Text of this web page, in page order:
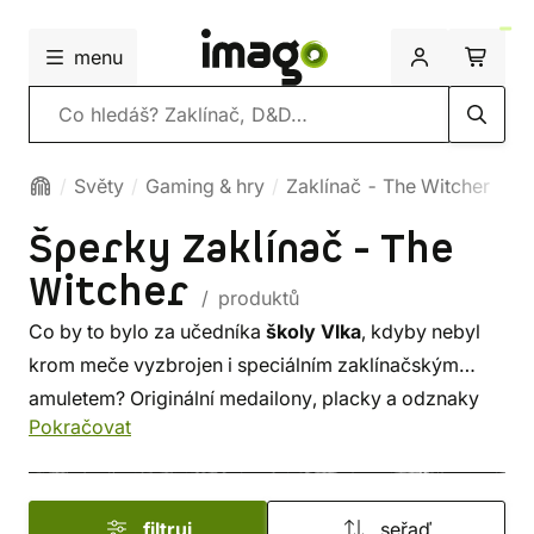
menu
Vyhledávání
Světy Gaming & hry Zaklínač - The Witcher
Šperky Zaklínač - The
Witcher / produktů
Co by to bylo za učedníka školy Vlka, kdyby nebyl
krom meče vyzbrojen i speciálním zaklínačským
amuletem? Originální medailony, placky a odznaky
s motivy magických run vám pomohou se zařadit po
přelivu. Všechny nadšené fanoušky fantasy ságy
Pokračovat
filtruj seřaď